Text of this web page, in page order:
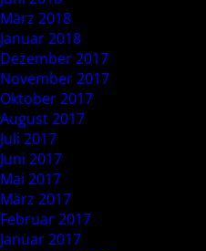
März 2018
Januar 2018
Dezember 2017
November 2017
Oktober 2017
August 2017
Juli 2017
Juni 2017
Mai 2017
März 2017
Februar 2017
Januar 2017